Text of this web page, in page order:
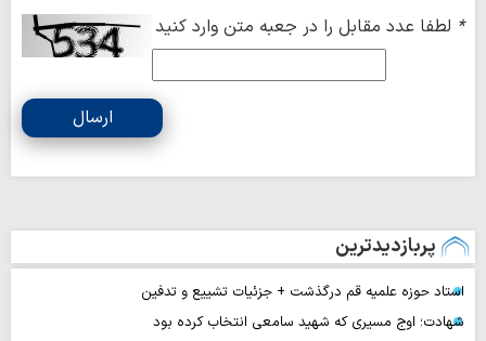
* لطفا عدد مقابل را در جعبه متن وارد کنید
ارسال
پربازدیدترین
استاد حوزه علمیه قم درگذشت + جزئیات تشییع و تدفین
شهادت؛ اوج مسیری که شهید سامعی انتخاب کرده بود